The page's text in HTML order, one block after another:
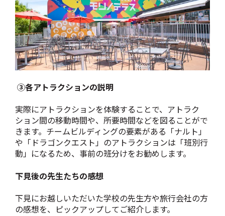
③各アトラクションの説明
実際にアトラクションを体験することで、 アトラク
ション間の移動時間や、所要時間などを図ることがで
きます。チームビルディングの要素がある「ナルト」
や「ドラゴンクエスト」のアトラクションは「班別行
動」になるため、事前の班分けをお勧めします。
下見後の先生たちの感想
下見にお越しいただいた学校の先生方や旅行会社の方
の感想を、ピックアップしてご紹介します。